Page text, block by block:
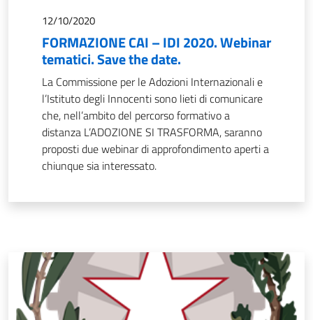
12/10/2020
FORMAZIONE CAI – IDI 2020. Webinar
tematici. Save the date.
La Commissione per le Adozioni Internazionali e
l’Istituto degli Innocenti sono lieti di comunicare
che, nell’ambito del percorso formativo a
distanza L’ADOZIONE SI TRASFORMA, saranno
proposti due webinar di approfondimento aperti a
chiunque sia interessato.